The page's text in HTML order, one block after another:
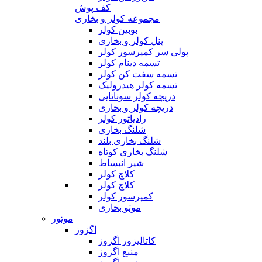
کف پوش
مجموعه کولر و بخاری
بوبین کولر
پنل کولر و بخاری
پولی سر کمپرسور کولر
تسمه دینام کولر
تسمه سفت کن کولر
تسمه کولر هیدرولیک
دریچه کولر سوناتایی
دریچه کولر و بخاری
رادیاتور کولر
شلنگ بخاری
شلنگ بخاری بلند
شلنگ بخاری کوتاه
شیر انبساط
کلاچ کولر
کلاچ کولر
کمپرسور کولر
موتو بخاری
موتور
اگزوز
کاتالیزور اگزوز
منبع اگزوز